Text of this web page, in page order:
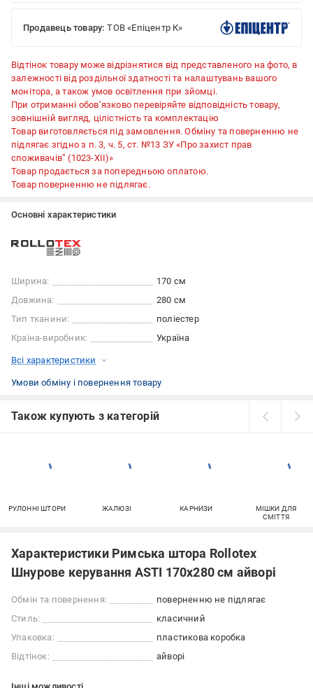
Продавець товару: ТОВ «Епіцентр К»
Відтінок товару може відрізнятися від представленого на фото, в
залежності від роздільної здатності та налаштувань вашого
монітора, а також умов освітлення при зйомці.
При отриманні обов’язково перевіряйте відповідність товару,
зовнішній вигляд, цілістність та комплектацію
Товар виготовляється під замовлення. Обміну та поверненню не
підлягає згідно з п. 3, ч. 5, ст. №13 ЗУ «Про захист прав
споживачів” (1023-XII)»
Товар продається за попередньою оплатою.
Товар поверненню не підлягає.
Основні характеристики
Ширина:
170 см
Довжина:
280 см
Тип тканини:
поліестер
Країна-виробник:
Україна
Всі характеристики
Умови обміну і повернення товару
Також купують з категорій
РУЛОННІ ШТОРИ ЖАЛЮЗІ КАРНИЗИ
МІШКИ ДЛЯ
СМІТТЯ
Характеристики Римська штора Rollotex
Шнурове керування ASTI 170x280 см айворі
Обмін та повернення:
поверненню не підлягає
Стиль:
класичний
Упаковка:
пластикова коробка
Відтінок:
айворі